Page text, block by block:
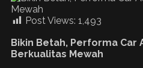
Post Views: 1,493
Bikin Betah, Performa Car
Berkualitas Mewah